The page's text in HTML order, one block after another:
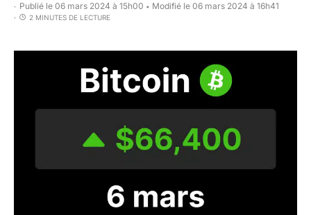
Publié le 06 mars 2024 à 15h00 • Modifié le 06 mars 2024 à 16h41
2 MINUTES DE LECTURE